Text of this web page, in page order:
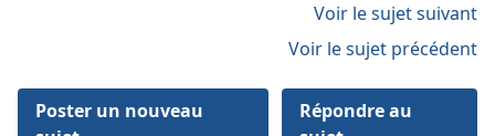
Voir le sujet suivant
Voir le sujet précédent
Poster un nouveau
Répondre au